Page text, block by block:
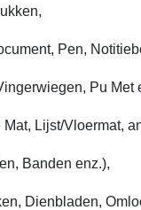
Pen,
Pu
Lijst/Vloermat,
Banden enz.),
Dienbladen,